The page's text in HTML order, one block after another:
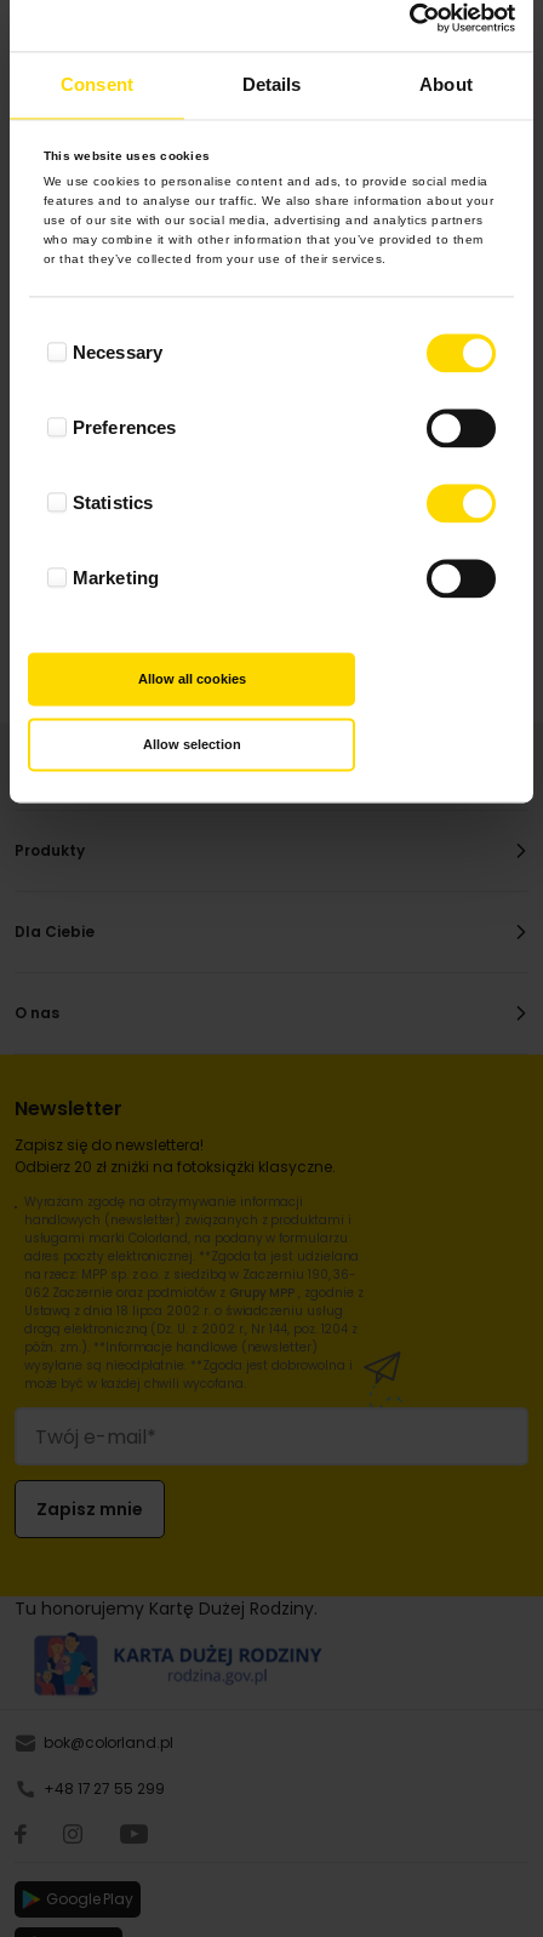
Consent Details About
This website uses cookies
We use cookies to personalise content and ads, to provide social media
features and to analyse our traffic. We also share information about your
use of our site with our social media, advertising and analytics partners
who may combine it with other information that you’ve provided to them
or that they’ve collected from your use of their services.
SelectionNecessary
Preferences
Statistics
Marketing
Allow all cookies
Allow selection
Fajna propozycja dla osób, które nie chcą mieć na ścianie
Rozwiń
4.9 z 5.0
Najbardziej pomocne oceny, które doradzą Ci
Produkty
Dla Ciebie
O nas
Newsletter
Zapisz się do newslettera!
Odbierz 20 zł zniżki na fotoksiążki klasyczne.
Wyrażam zgodę na otrzymywanie informacji
handlowych (newsletter) związanych z produktami i
usługami marki Colorland, na podany w formularzu
adres poczty elektronicznej. **Zgoda ta jest udzielana
na rzecz: MPP sp. z o.o. z siedzibą w Zaczerniu 190, 36-
062 Zaczernie oraz podmiotów z Grupy MPP , zgodnie z
Ustawą z dnia 18 lipca 2002 r. o świadczeniu usług
drogą elektroniczną (Dz. U. z 2002 r., Nr 144, poz. 1204 z
późn. zm.). **Informacje handlowe (newsletter)
wysyłane są nieodpłatnie. **Zgoda jest dobrowolna i
może być w każdej chwili wycofana.
Tu honorujemy Kartę Dużej Rodziny.
bok@colorland.pl
+48 17 27 55 299
Google Play